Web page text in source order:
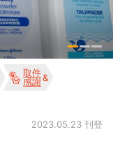
取件
感謝
2023.05.23 刊登